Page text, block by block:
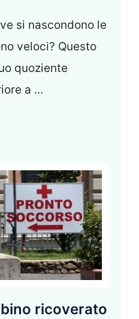
si nascondono le
veloci? Questo
quoziente
a ...
ricoverato